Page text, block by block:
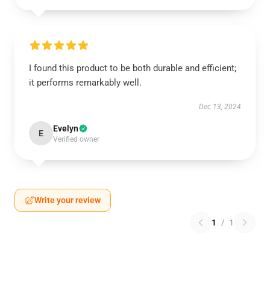
I found this product to be both durable and efficient;
it performs remarkably well.
Dec 13, 2024
E Evelyn
Verified owner
Write your review
1 / 1